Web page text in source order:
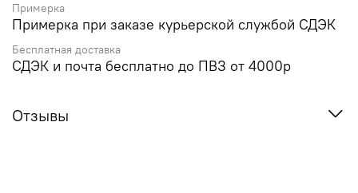
Примерка
Примерка при заказе курьерской службой СДЭК
Бесплатная доставка
СДЭК и почта бесплатно до ПВЗ от 4000р
Отзывы